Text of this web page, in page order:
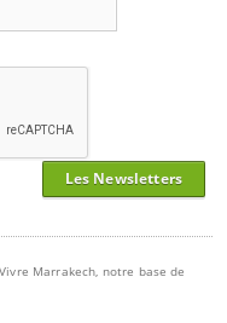
Les Newsletters
Marrakech, notre base de